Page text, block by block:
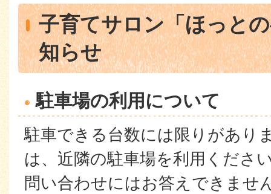
子育てサロン「ほっと
知らせ
駐車場の利用について
駐車できる台数には限りがあり
は、近隣の駐車場を利用くださ
問い合わせにはお答えできませ